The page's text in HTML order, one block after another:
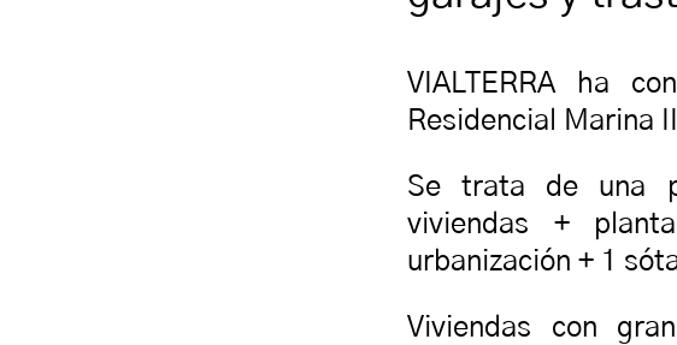
VIALTERRA ha
Residencial Marina
Se trata de una
viviendas +
urbanización + 1
Viviendas con